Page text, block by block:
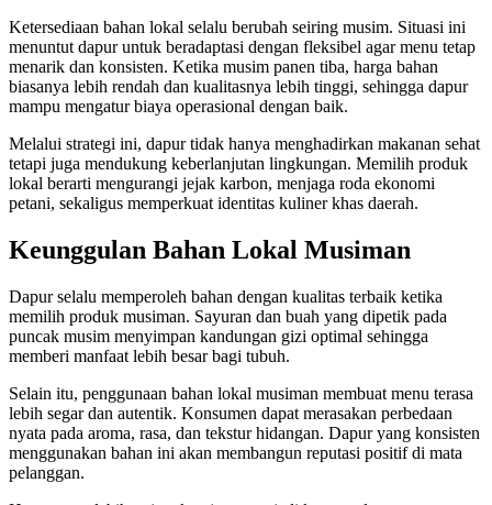
Ketersediaan bahan lokal selalu berubah seiring musim. Situasi ini
menuntut dapur untuk beradaptasi dengan fleksibel agar menu tetap
menarik dan konsisten. Ketika musim panen tiba, harga bahan
biasanya lebih rendah dan kualitasnya lebih tinggi, sehingga dapur
mampu mengatur biaya operasional dengan baik.
Melalui strategi ini, dapur tidak hanya menghadirkan makanan sehat
tetapi juga mendukung keberlanjutan lingkungan. Memilih produk
lokal berarti mengurangi jejak karbon, menjaga roda ekonomi
petani, sekaligus memperkuat identitas kuliner khas daerah.
Keunggulan Bahan Lokal Musiman
Dapur selalu memperoleh bahan dengan kualitas terbaik ketika
memilih produk musiman. Sayuran dan buah yang dipetik pada
puncak musim menyimpan kandungan gizi optimal sehingga
memberi manfaat lebih besar bagi tubuh.
Selain itu, penggunaan bahan lokal musiman membuat menu terasa
lebih segar dan autentik. Konsumen dapat merasakan perbedaan
nyata pada aroma, rasa, dan tekstur hidangan. Dapur yang konsisten
menggunakan bahan ini akan membangun reputasi positif di mata
pelanggan.